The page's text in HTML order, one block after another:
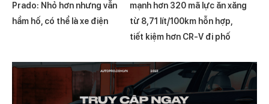
Prado: Nhỏ hơn nhưng vẫn
hầm hố, có thể là xe điện
mạnh hơn 320 mã lực ăn xăng
từ 8,71 lít/100km hỗn hợp,
tiết kiệm hơn CR-V đi phố